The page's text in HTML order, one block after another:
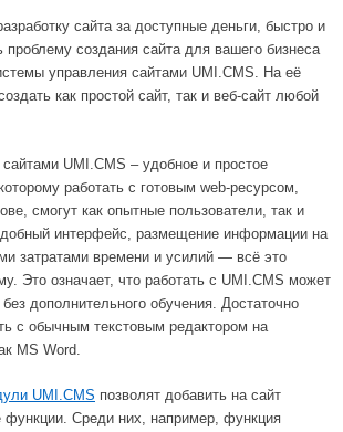
сайта за доступные деньги, быстро и
проблему создания сайта для вашего бизнеса
управления сайтами UMI.CMS. На её
как простой сайт, так и веб-сайт любой
UMI.CMS – удобное и простое
работать с готовым web-ресурсом,
смогут как опытные пользователи, так и
интерфейс, размещение информации на
затратами времени и усилий — всё это
Это означает, что работать с UMI.CMS может
дополнительного обучения. Достаточно
с обычным текстовым редактором на
MS Word.
UMI.CMS позволят добавить на сайт
функции. Среди них, например, функция